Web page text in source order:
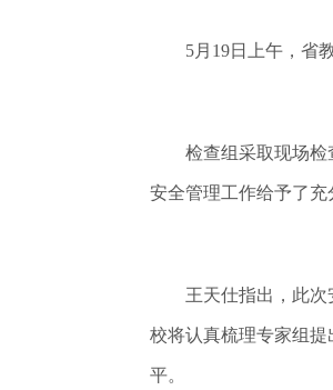
5月19日上午，省教
检查组采取现场检查
安全管理工作给予了充
王天仕指出，此次安
校将认真梳理专家组
平。